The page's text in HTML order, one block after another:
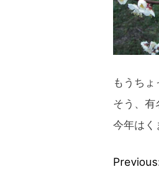
もうちょ
そう、有
今年はく
投